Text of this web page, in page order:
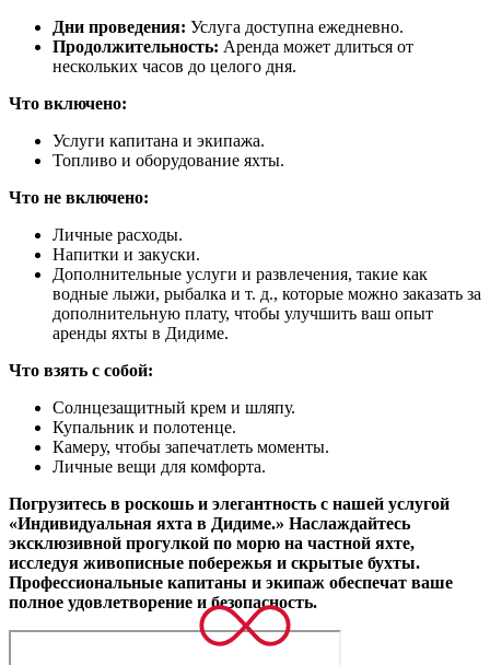
Дни проведения: Услуга доступна ежедневно.
Продолжительность: Аренда может длиться от
нескольких часов до целого дня.
Что включено:
Услуги капитана и экипажа.
Топливо и оборудование яхты.
Что не включено:
Личные расходы.
Напитки и закуски.
Дополнительные услуги и развлечения, такие как
водные лыжи, рыбалка и т. д., которые можно заказать за
дополнительную плату, чтобы улучшить ваш опыт
аренды яхты в Дидиме.
Что взять с собой:
Солнцезащитный крем и шляпу.
Купальник и полотенце.
Камеру, чтобы запечатлеть моменты.
Личные вещи для комфорта.
Погрузитесь в роскошь и элегантность с нашей услугой
«Индивидуальная яхта в Дидиме.» Наслаждайтесь
эксклюзивной прогулкой по морю на частной яхте,
исследуя живописные побережья и скрытые бухты.
Профессиональные капитаны и экипаж обеспечат ваше
полное удовлетворение и безопасность.